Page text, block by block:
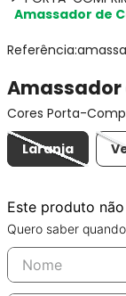
Amassador de
Referência:
Amassador
Cores Porta-
Laranja
Este produto
Quero saber